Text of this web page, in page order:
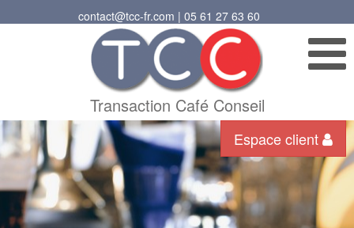
contact@tcc-fr.com | 05 61 27 63 60
Transaction Café Conseil
Espace client